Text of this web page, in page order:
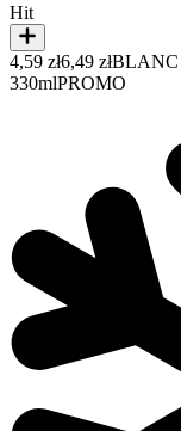
Hit
4,59 zł6,49 złBLANC
330mlPROMO